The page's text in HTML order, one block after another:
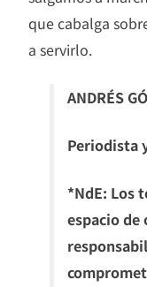
que cabalga
a servirlo.
ANDRÉS
Periodista
*NdE: Los
espacio